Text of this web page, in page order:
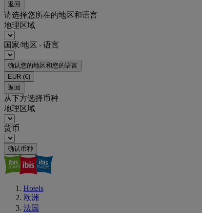
返回
请选择您所在的地区和语言
地理区域
国家/地区 - 语言
确认您的地区和您的语言
EUR (€)
返回
从下方选择币种
地理区域
货币
确认币种
Hotels
欧洲
法国